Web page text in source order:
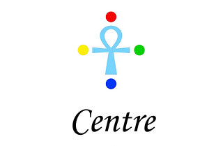
Centre